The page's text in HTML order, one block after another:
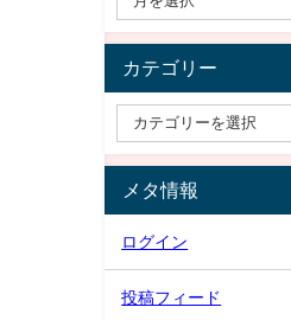
カテゴリー
メタ情報
ログイン
投稿フィード